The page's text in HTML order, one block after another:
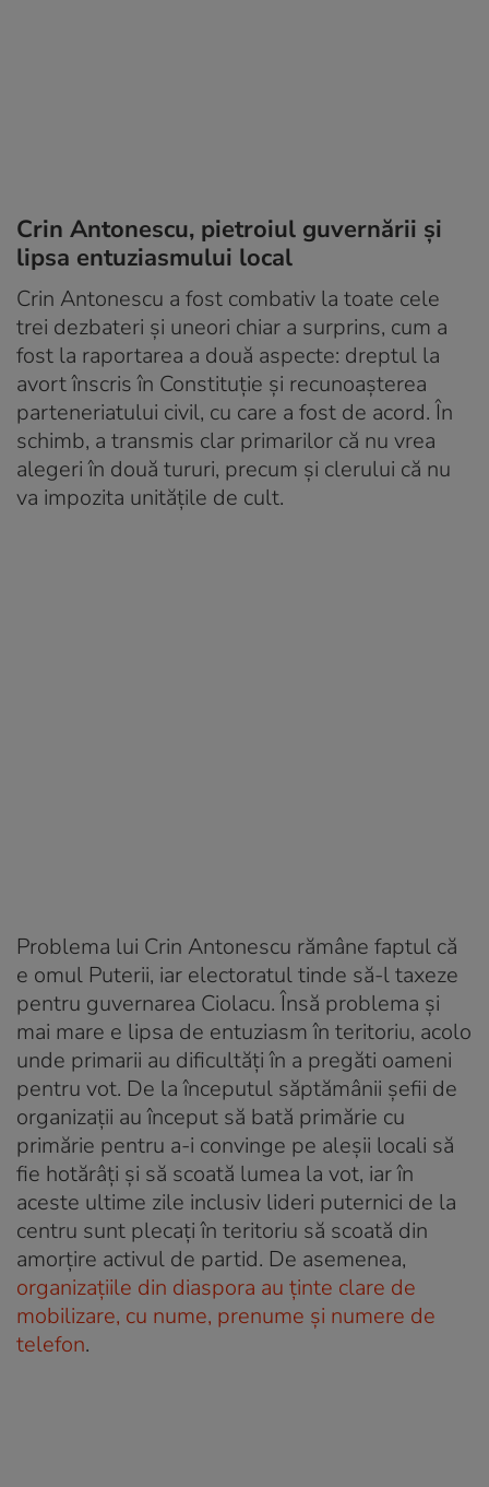
Crin Antonescu, pietroiul guvernării și
lipsa entuziasmului local
Crin Antonescu a fost combativ la toate cele
trei dezbateri și uneori chiar a surprins, cum a
fost la raportarea a două aspecte: dreptul la
avort înscris în Constituție și recunoașterea
parteneriatului civil, cu care a fost de acord. În
schimb, a transmis clar primarilor că nu vrea
alegeri în două tururi, precum și clerului că nu
va impozita unitățile de cult.
Problema lui Crin Antonescu rămâne faptul că
e omul Puterii, iar electoratul tinde să-l taxeze
pentru guvernarea Ciolacu. Însă problema și
mai mare e lipsa de entuziasm în teritoriu, acolo
unde primarii au dificultăți în a pregăti oameni
pentru vot. De la începutul săptămânii șefii de
organizații au început să bată primărie cu
primărie pentru a-i convinge pe aleșii locali să
fie hotărâți și să scoată lumea la vot, iar în
aceste ultime zile inclusiv lideri puternici de la
centru sunt plecați în teritoriu să scoată din
amorțire activul de partid. De asemenea,
organizațiile din diaspora au ținte clare de
mobilizare, cu nume, prenume și numere de
telefon.